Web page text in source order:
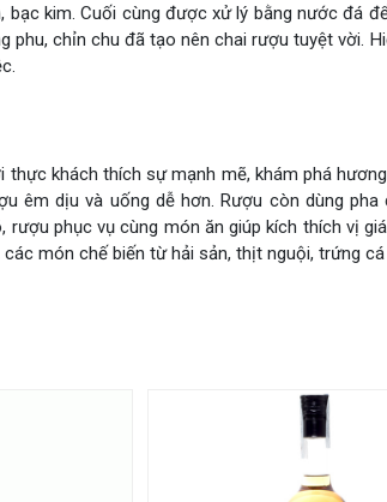
kim. Cuối cùng được xử lý bằng nước đá
chỉn chu đã tạo nên chai rượu tuyệt vời.
khách thích sự mạnh mẽ, khám phá
êm dịu và uống dễ hơn. Rượu còn dùng pha
phục vụ cùng món ăn giúp kích thích vị
món chế biến từ hải sản, thịt nguội, trứng